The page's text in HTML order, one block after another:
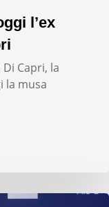
l’ex
Capri, la
la musa